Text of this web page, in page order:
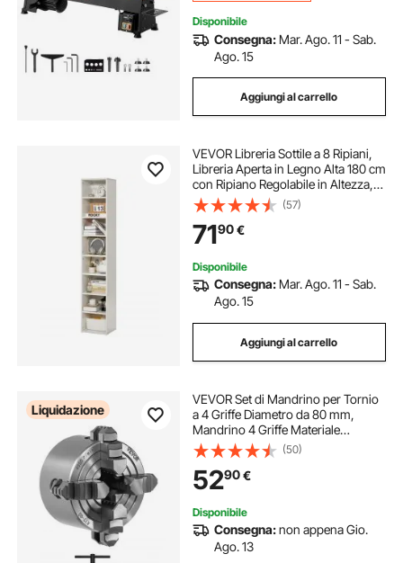
Disponibile
Consegna: Mar. Ago. 11 - Sab.
Ago. 15
Aggiungi al carrello
VEVOR Libreria Sottile a 8 Ripiani,
Libreria Aperta in Legno Alta 180 cm
con Ripiano Regolabile in Altezza,
Espositore Autoportante per
Riporre a Pavimento, Camera da
Letto, Soggiorno, Ufficio, Bianco
(57)
7190€
Disponibile
Consegna: Mar. Ago. 11 - Sab.
Ago. 15
Aggiungi al carrello
Liquidazione
VEVOR Set di Mandrino per Tornio
a 4 Griffe Diametro da 80 mm,
Mandrino 4 Griffe Materiale
Principale HT300 Intervallo di
Serraggio tra 5-80 mm con Viti di
Fissaggio per Tornio per Legno
Metallo
(50)
5290€
Disponibile
Consegna:non appena Gio.
Ago. 13